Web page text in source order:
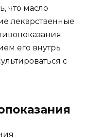
что масло
лекарственные
его внутрь
с